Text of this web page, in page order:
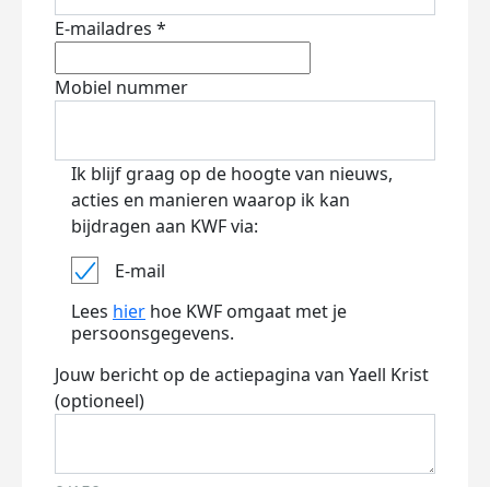
E-mailadres *
Mobiel nummer
Ik blijf graag op de hoogte van nieuws,
acties en manieren waarop ik kan
bijdragen aan KWF via:
E-mail
Lees hier hoe KWF omgaat met je
persoonsgegevens.
Jouw bericht op de actiepagina van Yaell Krist
(optioneel)